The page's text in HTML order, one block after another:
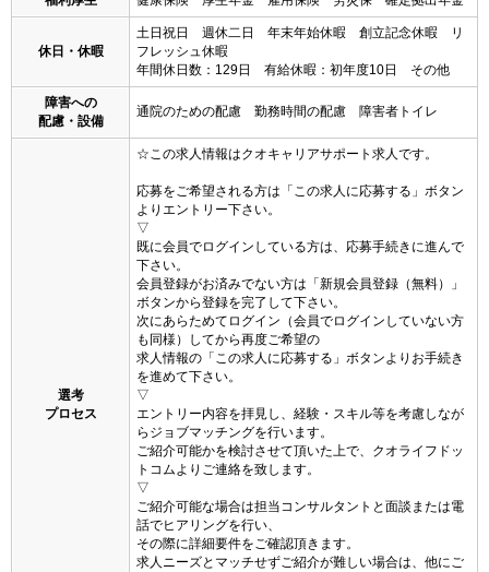
休日・休暇
土日祝日 週休二日 年末年始休暇 創立記念休暇 リ
フレッシュ休暇
年間休日数：129日 有給休暇：初年度10日 その他
障害への
配慮・設備
通院のための配慮 勤務時間の配慮 障害者トイレ
選考
プロセス
☆この求人情報はクオキャリアサポート求人です。
応募をご希望される方は「この求人に応募する」ボタン
よりエントリー下さい。
▽
既に会員でログインしている方は、応募手続きに進んで
下さい。
会員登録がお済みでない方は「新規会員登録（無料）」
ボタンから登録を完了して下さい。
次にあらためてログイン（会員でログインしていない方
も同様）してから再度ご希望の
求人情報の「この求人に応募する」ボタンよりお手続き
を進めて下さい。
▽
エントリー内容を拝見し、経験・スキル等を考慮しなが
らジョブマッチングを行います。
ご紹介可能かを検討させて頂いた上で、クオライフドッ
トコムよりご連絡を致します。
▽
ご紹介可能な場合は担当コンサルタントと面談または電
話でヒアリングを行い、
その際に詳細要件をご確認頂きます。
求人ニーズとマッチせずご紹介が難しい場合は、他にご